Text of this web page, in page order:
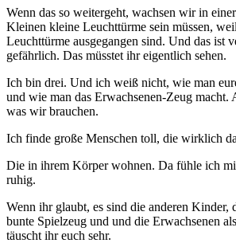
Wenn das so weitergeht, wachsen wir in
Kleinen kleine Leuchttürme sein müssen,
Leuchttürme ausgegangen sind. Und das ist
gefährlich. Das müsstet ihr eigentlich sehen.
Ich bin drei. Und ich weiß nicht, wie man
und wie man das Erwachsenen-Zeug macht.
was wir brauchen.
Ich finde große Menschen toll, die wirklich
Die in ihrem Körper wohnen. Da fühle ich
ruhig.
Wenn ihr glaubt, es sind die anderen Kinder,
bunte Spielzeug und und die Erwachsenen
täuscht ihr euch sehr.